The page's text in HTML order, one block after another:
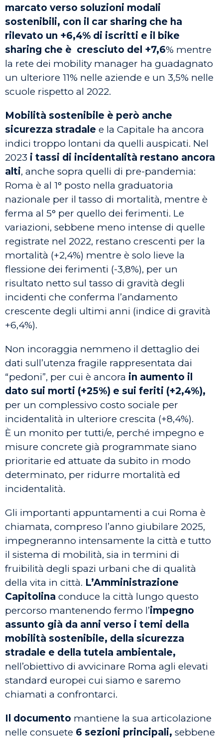
marcato verso soluzioni modali
sostenibili, con il car sharing che ha
rilevato un +6,4% di iscritti e il bike
sharing che è cresciuto del +7,6% mentre
la rete dei mobility manager ha guadagnato
un ulteriore 11% nelle aziende e un 3,5% nelle
scuole rispetto al 2022.
Mobilità sostenibile è però anche
sicurezza stradale e la Capitale ha ancora
indici troppo lontani da quelli auspicati. Nel
2023 i tassi di incidentalità restano ancora
alti, anche sopra quelli di pre-pandemia:
Roma è al 1° posto nella graduatoria
nazionale per il tasso di mortalità, mentre è
ferma al 5° per quello dei ferimenti. Le
variazioni, sebbene meno intense di quelle
registrate nel 2022, restano crescenti per la
mortalità (+2,4%) mentre è solo lieve la
flessione dei ferimenti (-3,8%), per un
risultato netto sul tasso di gravità degli
incidenti che conferma l’andamento
crescente degli ultimi anni (indice di gravità
+6,4%).
Non incoraggia nemmeno il dettaglio dei
dati sull’utenza fragile rappresentata dai
“pedoni”, per cui è ancora in aumento il
dato sui morti (+25%) e sui feriti (+2,4%),
per un complessivo costo sociale per
incidentalità in ulteriore crescita (+8,4%).
È un monito per tutti/e, perché impegno e
misure concrete già programmate siano
prioritarie ed attuate da subito in modo
determinato, per ridurre mortalità ed
incidentalità.
Gli importanti appuntamenti a cui Roma è
chiamata, compreso l’anno giubilare 2025,
impegneranno intensamente la città e tutto
il sistema di mobilità, sia in termini di
fruibilità degli spazi urbani che di qualità
della vita in città. L’Amministrazione
Capitolina conduce la città lungo questo
percorso mantenendo fermo l’impegno
assunto già da anni verso i temi della
mobilità sostenibile, della sicurezza
stradale e della tutela ambientale,
nell’obiettivo di avvicinare Roma agli elevati
standard europei cui siamo e saremo
chiamati a confrontarci.
Il documento mantiene la sua articolazione
nelle consuete 6 sezioni principali, sebbene